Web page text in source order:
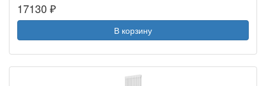
17130 ₽
В корзину